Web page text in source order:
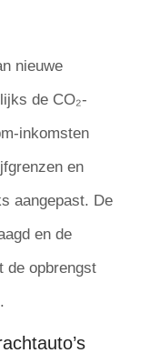
nieuwe
de CO₂-
inkomsten
en
aangepast. De
en de
de opbrengst